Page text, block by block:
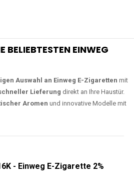
BELIEBTESTEN EINWEG
Auswahl an Einweg E-Zigaretten mit
Lieferung direkt an Ihre Haustür.
Aromen und innovative Modelle mit
- Einweg E-Zigarette 2%